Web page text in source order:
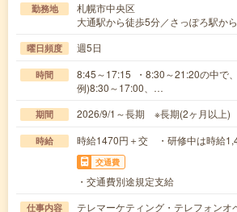
勤務地
札幌市中央区
大通駅から徒歩5分／さっぽろ駅か
曜日頻度 週5日
時間
8:45～17:15 ・8:30～21:20の中で
例)8:30～17:00、…
期間 2026/9/1～長期 ※長期(2ヶ月以上)
時給 時給1470円＋交 ・研修中は時給
交通費
・交通費別途規定支給
仕事内容 テレマーケティング・テレフォンオ